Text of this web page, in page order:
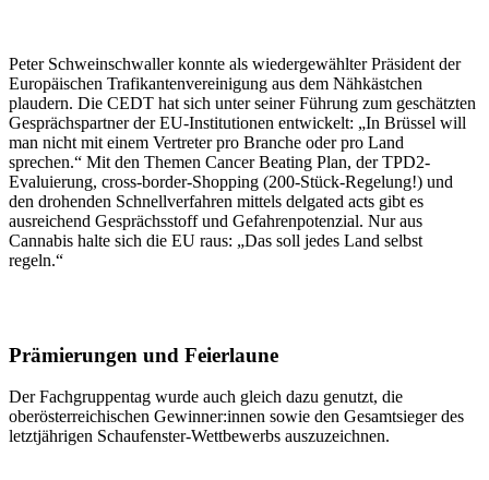
Peter Schweinschwaller konnte als wiedergewählter Präsident der
Europäischen Trafikantenvereinigung aus dem Nähkästchen
plaudern. Die CEDT hat sich unter seiner Führung zum geschätzten
Gesprächspartner der EU-Institutionen entwickelt: „In Brüssel will
man nicht mit einem Vertreter pro Branche oder pro Land
sprechen.“ Mit den Themen Cancer Beating Plan, der TPD2-
Evaluierung, cross-border-Shopping (200-Stück-Regelung!) und
den drohenden Schnellverfahren mittels delgated acts gibt es
ausreichend Gesprächsstoff und Gefahrenpotenzial. Nur aus
Cannabis halte sich die EU raus: „Das soll jedes Land selbst
regeln.“
Prämierungen und Feierlaune
Der Fachgruppentag wurde auch gleich dazu genutzt, die
oberösterreichischen Gewinner:innen sowie den Gesamtsieger des
letztjährigen Schaufenster-Wettbewerbs auszuzeichnen.